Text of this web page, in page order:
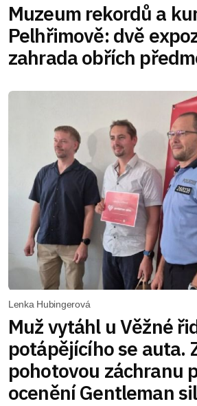
Muzeum rekordů a
Pelhřimově: dvě
zahrada obřích
Lenka Hubingerová
Muž vytáhl u Věžné
potápějícího se auta.
pohotovou záchranu
ocenění Gentleman